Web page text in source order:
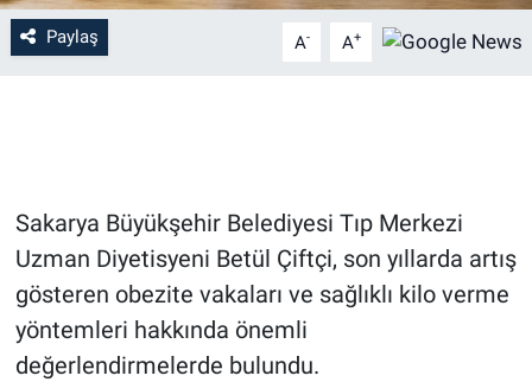
Paylaş A- A+
Sakarya Büyükşehir Belediyesi Tıp Merkezi
Uzman Diyetisyeni Betül Çiftçi, son yıllarda artış
gösteren obezite vakaları ve sağlıklı kilo verme
yöntemleri hakkında önemli
değerlendirmelerde bulundu.